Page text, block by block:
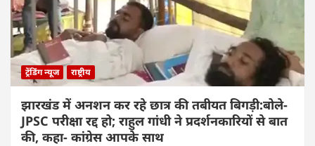
ट्रेंडिंग न्यूज राष्ट्रीय
झारखंड में अनशन कर रहे छात्र की तबीयत बिगड़ी:बोले-
JPSC परीक्षा रद्द हो; राहुल गांधी ने प्रदर्शनकारियों से बात
की, कहा- कांग्रेस आपके साथ